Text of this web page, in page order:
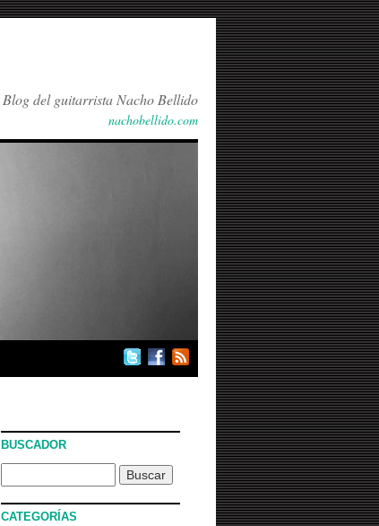
Blog del guitarrista Nacho Bellido
nachobellido.com
BUSCADOR
CATEGORÍAS